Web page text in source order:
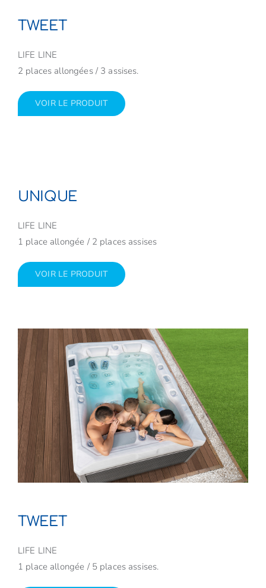
TWEET
LIFE LINE
2 places allongées / 3 assises.
VOIR LE PRODUIT
UNIQUE
LIFE LINE
1 place allongée / 2 places assises
VOIR LE PRODUIT
TWEET
LIFE LINE
1 place allongée / 5 places assises.